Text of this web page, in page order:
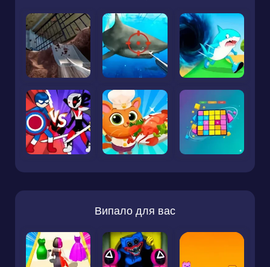
Випало для вас